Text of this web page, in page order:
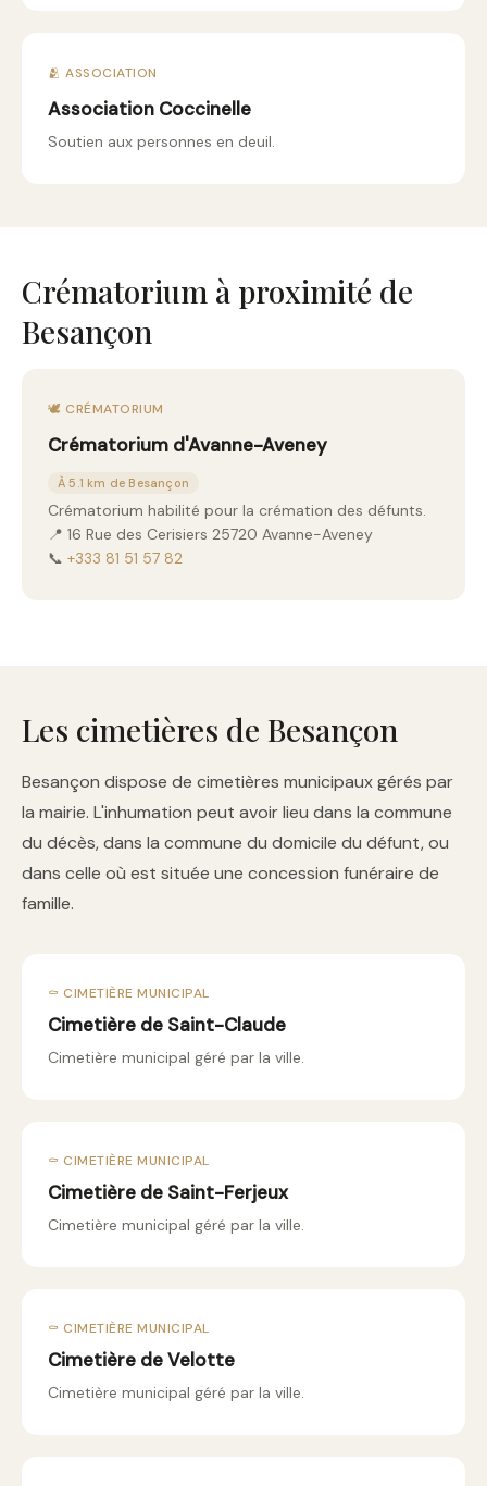
🫂 ASSOCIATION
Association Coccinelle
Soutien aux personnes en deuil.
Crématorium à proximité de
Besançon
🕊️ CRÉMATORIUM
Crématorium d'Avanne-Aveney
À 5.1 km de Besançon
Crématorium habilité pour la crémation des défunts.
📍 16 Rue des Cerisiers 25720 Avanne-Aveney
📞 +333 81 51 57 82
Les cimetières de Besançon
Besançon dispose de cimetières municipaux gérés par
la mairie. L'inhumation peut avoir lieu dans la commune
du décès, dans la commune du domicile du défunt, ou
dans celle où est située une concession funéraire de
famille.
⚰️ CIMETIÈRE MUNICIPAL
Cimetière de Saint-Claude
Cimetière municipal géré par la ville.
⚰️ CIMETIÈRE MUNICIPAL
Cimetière de Saint-Ferjeux
Cimetière municipal géré par la ville.
⚰️ CIMETIÈRE MUNICIPAL
Cimetière de Velotte
Cimetière municipal géré par la ville.